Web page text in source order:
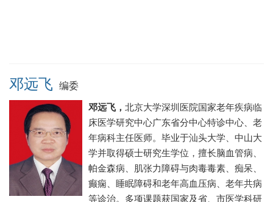
邓远飞 编委
邓远飞， 北京大学深圳医院 国家老年疾病临
床医学研究中心广东省分中心特诊中心、老
年病科主任医师。毕业于汕头大学、中山大
学并取得硕士研究生学位， 擅长脑血管病、
帕金森病、肌张力障碍与肉毒毒素、痴呆、
癫痫、睡眠障碍和老年高血压病、老年共病
等诊治。 多项课题获国家及省、市医学科研